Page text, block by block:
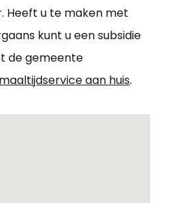
Heeft u te maken met
kunt u een subsidie
de gemeente
maaltijdservice aan huis.